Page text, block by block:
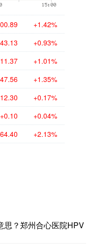
+1.42%
+0.93%
+1.01%
+1.35%
+0.17%
+0.10 +0.04%
+2.13%
思？郑州合心医院HPV